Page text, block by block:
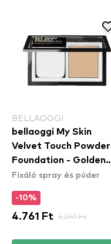
BELLAOGGI
bellaoggi My Skin
Velvet Touch Powder
Foundation - Golden
Beige
Fixáló spray és púder
-10%
4.761 Ft 5.290 Ft